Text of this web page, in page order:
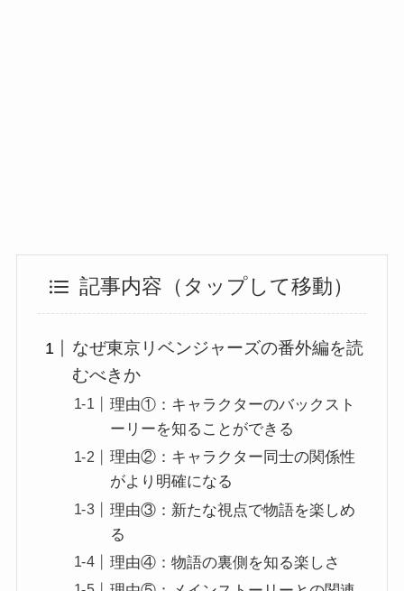
記事内容（タップして移動）
なぜ東京リベンジャーズの番外編を読
むべきか
理由①：キャラクターのバックスト
ーリーを知ることができる
理由②：キャラクター同士の関係性
がより明確になる
理由③：新たな視点で物語を楽しめ
る
理由④：物語の裏側を知る楽しさ